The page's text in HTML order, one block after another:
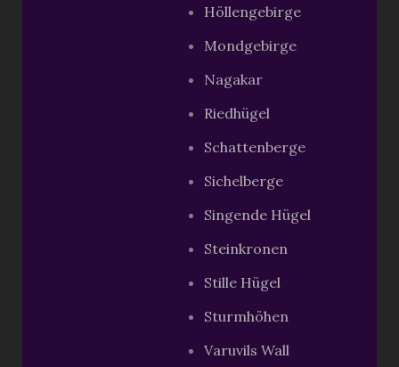
Höllengebirge
Mondgebirge
Nagakar
Riedhügel
Schattenberge
Sichelberge
Singende Hügel
Steinkronen
Stille Hügel
Sturmhöhen
Varuvils Wall